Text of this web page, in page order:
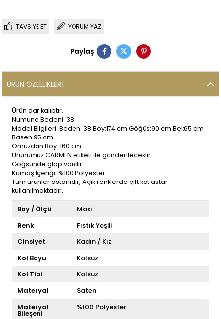
TAVSIYE ET YORUM YAZ
Paylaş
ÜRÜN ÖZELLIKLERI
Ürün dar kalıptır.
Numune Bedeni: 38
Model Bilgileri: Beden: 38 Boy:174 cm Göğüs:90 cm Bel:65 cm
Basen:95 cm
Omuzdan Boy: 160 cm
Ürünümüz CARMEN etiketi ile gönderilecektir.
Göğsünde glop vardır.
Kumaş İçeriği: %100 Polyester
Tüm ürünler astarlıdır, Açık renklerde çift kat astar
kullanılmaktadır.
Boy / Ölçü
Maxi
Renk
Fıstık Yeşili
Cinsiyet
Kadın / Kız
Kol Boyu
Kolsuz
Kol Tipi
Kolsuz
Materyal
Saten
Materyal
Bileşeni
%100 Polyester